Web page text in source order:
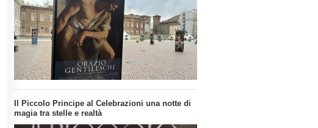
Il Piccolo Principe al Celebrazioni una notte di
magia tra stelle e realtà